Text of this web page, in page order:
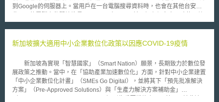
商而言，可說是極具利基之投資產業。 然而，我國廠商投資印尼食品
業所會面臨的第一個困難，即是印尼食品進口、食品安全及相關認證的法規
註冊號碼或進口准證，將無法進入印尼市場；另外基於宗教族群分布的特殊
相關認證制度。本文以下將從印尼相關主管機關出發，分別介紹印尼食品進
必須的清真認證制度。 貳、印尼食品登記程序 一、印尼食品藥物管理局
(BPOM)簡介 印尼食品藥物管理局(Badan Pengawas Obat dan
Makanan, BPOM，下稱印尼食藥局)，其地位如同我國衛生福利部食品藥物
管理署。依照印尼政府於2017年第80號總統令第2條之規定，作為職掌監督
食藥之中央主管機關，印尼食藥局主要負責制定食品藥物之管理政策，亦對
到Google的伺服器上。當用戶在一台電腦搜尋資料時，也會在其他台安裝
台電腦，這個新功能可以讓使用者的生活更為便利。 但是倡導網路隱
客更容易盜取用戶個人資料，用戶的個人隱私將面臨更大的威脅。該基金會
上可能產生的問題，這比便利性更為重要。因為使用時若未花時間處理功能
選項和設定問題，它將可能導致個人資料諸如納稅、醫藥和財物紀錄，以及
其他文字檔案等資料外洩。
新加坡擴大適用中小企業數位化政策以因應COVID-19疫情
新加坡為實現「智慧國家」（Smart Nation）願景，長期致力於數位發
展政策之推動。當中，在「協助產業加速數位化」方面，針對中小企業建置
「中小企業數位化計畫」（SMEs Go Digital），並將其下「預先批准解決
方案」（Pre-Approved Solutions）與「生產力解決方案補助金」